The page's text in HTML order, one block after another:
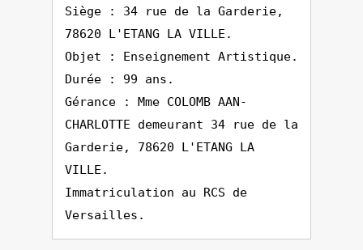
Siège : 34 rue de la Garderie,
78620 L'ETANG LA VILLE.
Objet : Enseignement Artistique.
Durée : 99 ans.
Gérance : Mme COLOMB AAN-
CHARLOTTE demeurant 34 rue de la
Garderie, 78620 L'ETANG LA
VILLE.
Immatriculation au RCS de
Versailles.